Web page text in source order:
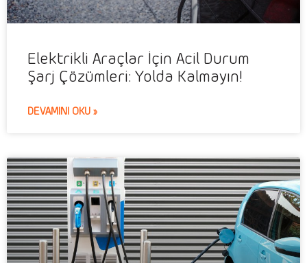
Elektrikli Araçlar İçin Acil Durum
Şarj Çözümleri: Yolda Kalmayın!
DEVAMINI OKU »